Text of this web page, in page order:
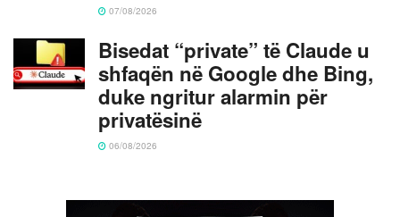
07/08/2026
Bisedat “private” të Claude u
shfaqën në Google dhe Bing,
duke ngritur alarmin për
privatësinë
06/08/2026